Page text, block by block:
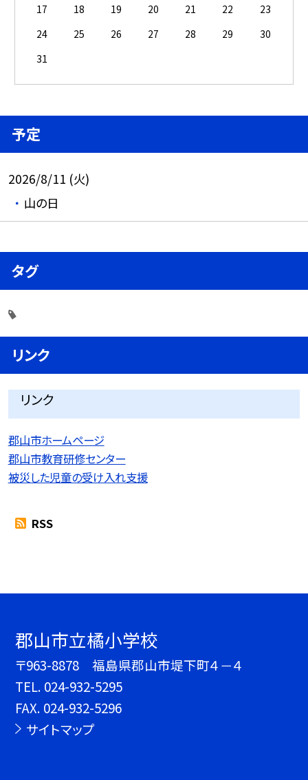
17
18 19 20 21 22
23
24
25 26 27 28 29
30
31
予定
2026/8/11 (火)
山の日
タグ
リンク
リンク
郡山市ホームページ
郡山市教育研修センター
被災した児童の受け入れ支援
RSS
郡山市立橘小学校
〒963-8878 福島県郡山市堤下町４－４
TEL. 024-932-5295
FAX. 024-932-5296
サイトマップ